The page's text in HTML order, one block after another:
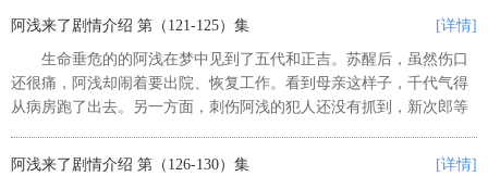
大学的运营靠的是捐款。另一方...
阿浅来了剧情介绍 第（121-125）集 [详情]
生命垂危的的阿浅在梦中见到了五代和正吉。苏醒后，虽然伤口
还很痛，阿浅却闹着要出院、恢复工作。看到母亲这样子，千代气得
从病房跑了出去。另一方面，刺伤阿浅的犯人还没有抓到，新次郎等
阿浅来了剧情介绍 第（126-130）集 [详情]